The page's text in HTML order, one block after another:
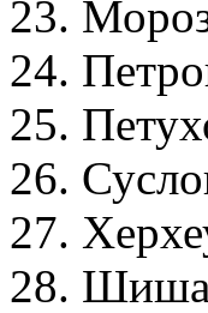
23.
24.
25.
26.
27.
28.